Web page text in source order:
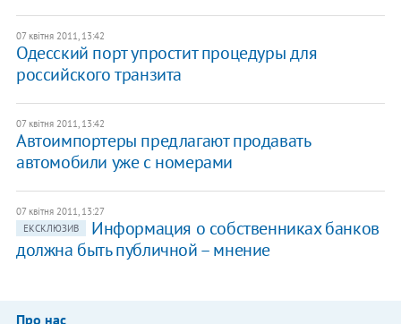
07 квітня 2011, 13:42
Одесский порт упростит процедуры для
российского транзита
07 квітня 2011, 13:42
Автоимпортеры предлагают продавать
автомобили уже с номерами
07 квітня 2011, 13:27
ЕКСКЛЮЗИВ
Информация о собственниках банков
должна быть публичной – мнение
Про нас